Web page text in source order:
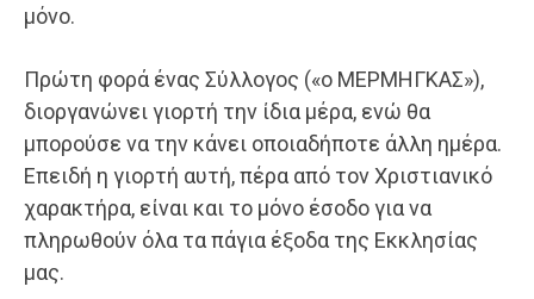
μόνο.
Πρώτη φορά ένας Σύλλογος («ο ΜΕΡΜΗΓΚΑΣ»),
διοργανώνει γιορτή την ίδια μέρα, ενώ θα
μπορούσε να την κάνει οποιαδήποτε άλλη ημέρα.
Επειδή η γιορτή αυτή, πέρα από τον Χριστιανικό
χαρακτήρα, είναι και το μόνο έσοδο για να
πληρωθούν όλα τα πάγια έξοδα της Εκκλησίας
μας.